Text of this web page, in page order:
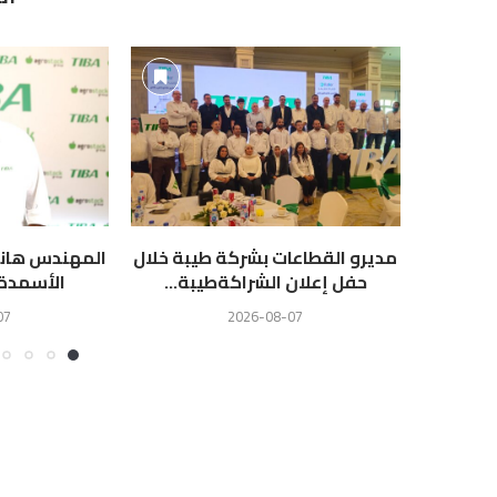
مديرو القطاعات بشركة طيبة خلال
حفل إعلان الشراكةطيبة...
2026-08-07
المهندس